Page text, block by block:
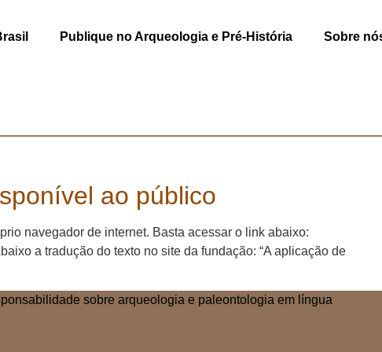
Publique no Arqueologia e Pré-História Sobre
ao público
navegador de internet. Basta acessar o link abaixo:
a tradução do texto no site da fundação: “A aplicação de
sobre arqueologia e paleontologia em língua